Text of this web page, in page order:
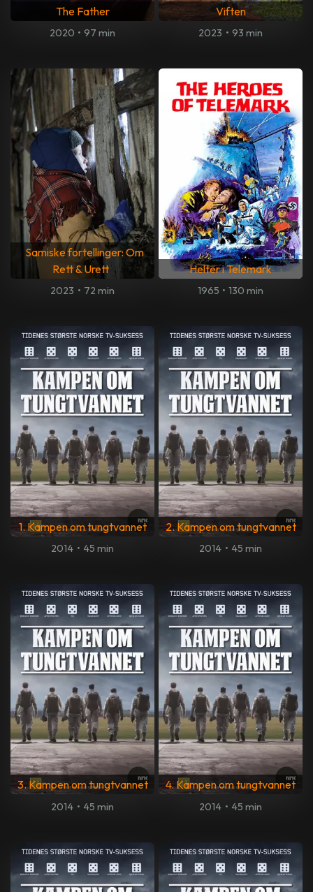
The Father
2020 • 97 min
Viften
2023 • 93 min
Samiske fortellinger: Om
Rett & Urett
2023 • 72 min
Helter i Telemark
1965 • 130 min
1. Kampen om tungtvannet
2014 • 45 min
2. Kampen om tungtvannet
2014 • 45 min
3. Kampen om tungtvannet
2014 • 45 min
4. Kampen om tungtvannet
2014 • 45 min